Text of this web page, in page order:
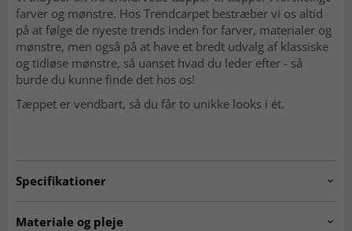
farver og mønstre. Hos Trendcarpet bestræber vi os altid
på at følge de nyeste trends inden for farver, materialer og
mønstre, men også på at have et bredt udvalg af klassiske
og tidløse mønstre, så uanset hvad du leder efter - så
burde du kunne finde det hos os!
Tæppet er vendbart, så du får to unikke looks i ét.
Specifikationer
Materiale og pleje